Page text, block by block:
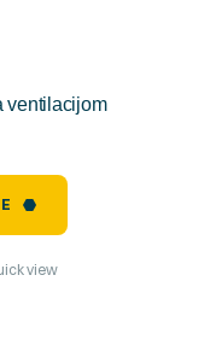
ventilacijom
view